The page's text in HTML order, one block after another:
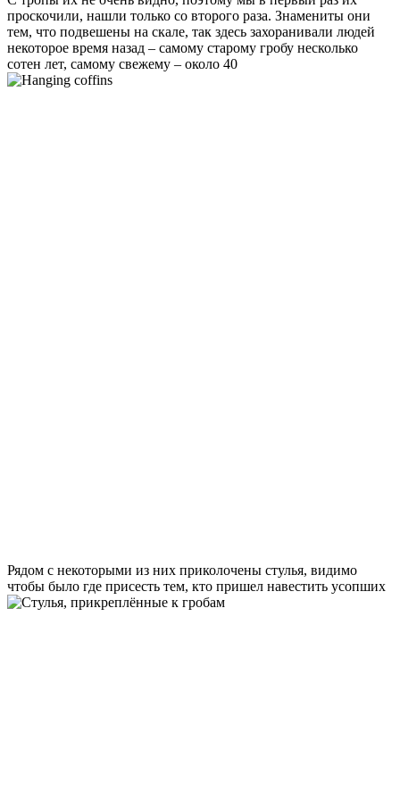
проскочили, нашли только со второго раза. Знамениты они
тем, что подвешены на скале, так здесь захоранивали людей
некоторое время назад – самому старому гробу несколько
сотен лет, самому свежему – около 40
Рядом с некоторыми из них приколочены стулья, видимо
чтобы было где присесть тем, кто пришел навестить усопших